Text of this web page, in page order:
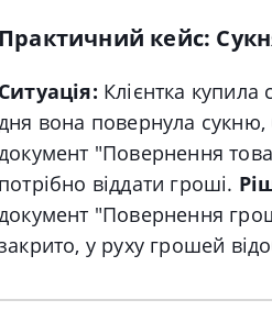
Практичний кейс:
Ситуація: Клієнтка
вона повернула
"Повернення
потрібно віддати гроші.
"Повернення
у руху грошей